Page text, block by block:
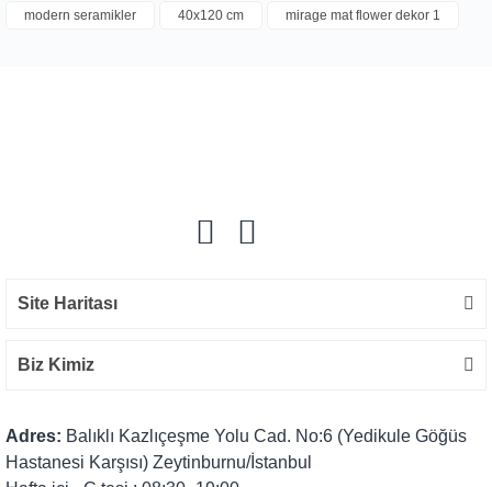
Bu ürüne ilk yorumu siz yapın!
modern seramikler 40x120 cm mirage mat flower dekor 1
Site Haritası
Biz Kimiz
Adres: Balıklı Kazlıçeşme Yolu Cad. No:6 (Yedikule Göğüs
Hastanesi Karşısı) Zeytinburnu/İstanbul